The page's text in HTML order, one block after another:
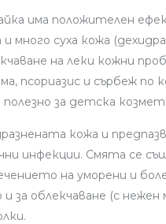
има положителен
много суха кожа
на леки кожни
псориазис и сърбеж по
за детска
кожа и
инфекции. Смята се
на уморени и
и за облекчаване (с